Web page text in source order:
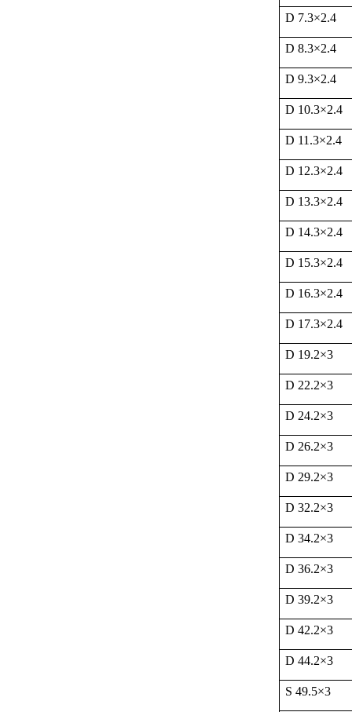
D 7.3×2.4
D 8.3×2.4
D 9.3×2.4
D 10.3×2.4
D 11.3×2.4
D 12.3×2.4
D 13.3×2.4
D 14.3×2.4
D 15.3×2.4
D 16.3×2.4
D 17.3×2.4
D 19.2×3
D 22.2×3
D 24.2×3
D 26.2×3
D 29.2×3
D 32.2×3
D 34.2×3
D 36.2×3
D 39.2×3
D 42.2×3
D 44.2×3
S 49.5×3